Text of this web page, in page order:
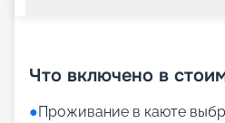
Что включено в
●Проживание в каюте